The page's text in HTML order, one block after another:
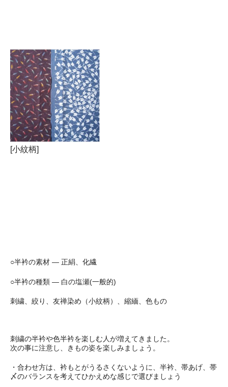
[小紋柄]
○半衿の素材 ― 正絹、化繊
○半衿の種類 ― 白の塩瀬(一般的)
刺繍、絞り、友禅染め（小紋柄）、縮緬、色もの
刺繍の半衿や色半衿を楽しむ人が増えてきました。
次の事に注意し、きもの姿を楽しみましょう。
・合わせ方は、衿もとがうるさくないように、半衿、帯あげ、帯
〆のバランスを考えてひかえめな感じで選びましょう